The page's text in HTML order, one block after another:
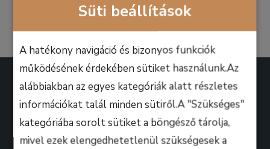
Süti beállítások
A hatékony navigáció és bizonyos funkciók
működésének érdekében sütiket használunk.Az
alábbiakban az egyes kategóriák alatt részletes
információkat talál minden sütiről.A "Szükséges"
kategóriába sorolt sütiket a böngésző tárolja,
mivel ezek elengedhetetlenül szükségesek a
A B.M. Music School magasan képzett zenész-